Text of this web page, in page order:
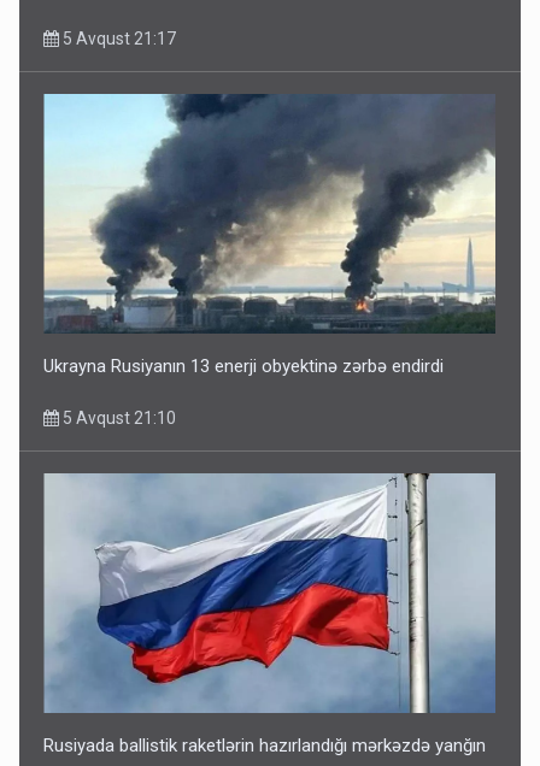
5 Avqust 21:17
Ukrayna Rusiyanın 13 enerji obyektinə zərbə endirdi
5 Avqust 21:10
Rusiyada ballistik raketlərin hazırlandığı mərkəzdə yanğın